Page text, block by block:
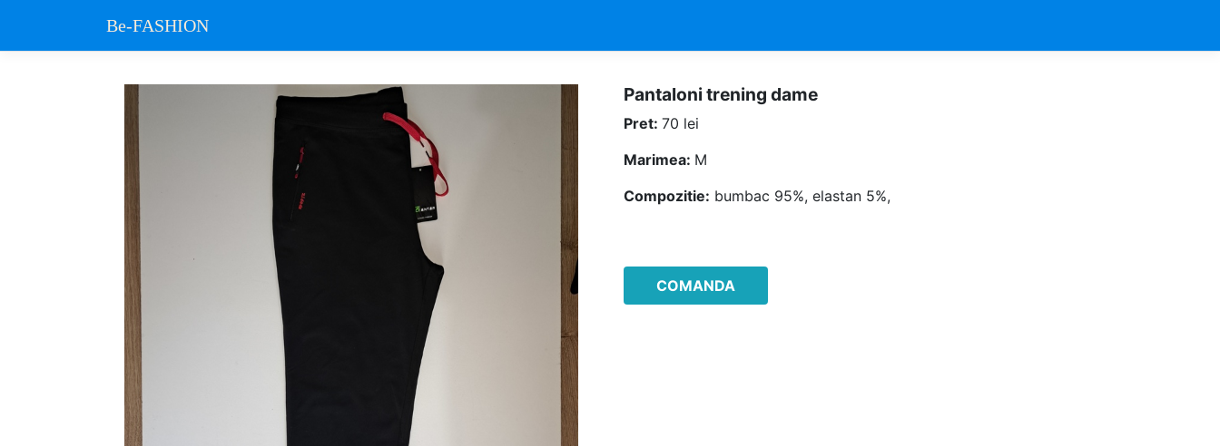
Be-FASHION
pantaloni trening dame
Pret: 70 lei
Marimea: M
Compozitie: bumbac 95%, elastan 5%,
COMANDA